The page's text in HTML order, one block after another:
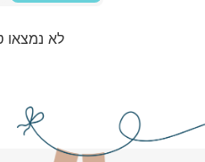
לא נמצאו